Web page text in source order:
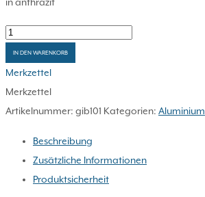
Gibertini
Antenne
SE
85cm
EZ
IN DEN WARENKORB
Merkzettel
Merkzettel
Artikelnummer: gib101 Kategorien: Aluminium
Beschreibung
Zusätzliche Informationen
Produktsicherheit